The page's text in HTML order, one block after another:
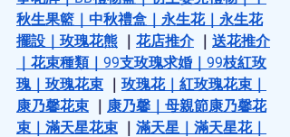
秋生果籃 ｜ 中秋禮盒 ｜ 永生花｜ 永生花
擺設 ｜ 玫瑰花熊 ｜ 花店推介 ｜ 送花推介
｜ 花束種類｜ 99支玫瑰求婚 ｜ 99枝紅玫
瑰｜ 玫瑰花束 ｜ 玫瑰花｜ 紅玫瑰花束 ｜
康乃馨花束 ｜ 康乃馨 ｜ 母親節康乃馨花
束 ｜ 滿天星花束 ｜ 滿天星 ｜ 滿天星花｜